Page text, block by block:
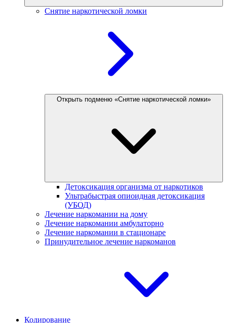
Снятие наркотической ломки
Открыть подменю «Снятие наркотической ломки»
Детоксикация организма от наркотиков
Ультрабыстрая опиоидная детоксикация
(УБОД)
Лечение наркомании на дому
Лечение наркомании амбулаторно
Лечение наркомании в стационаре
Принудительное лечение наркоманов
Кодирование